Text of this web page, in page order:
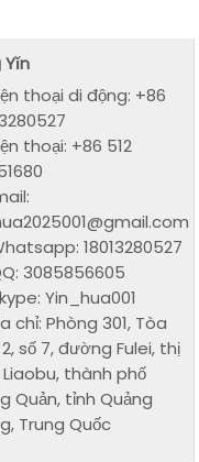
Yǐn
thoại di động: +86
thoại: +86 512
18013280527
3085856605
Yin_hua001
chỉ: Phòng 301, Tòa
số 7, đường Fulei, thị
thành phố
Quản, tỉnh Quảng
Trung Quốc